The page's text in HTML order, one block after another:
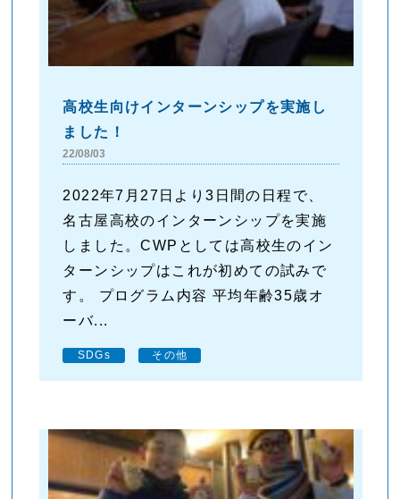
高校生向けインターンシップを実施し
ました！
22/08/03
2022年7月27日より3日間の日程で、
名古屋高校のインターンシップを実施
しました。CWPとしては高校生のイン
ターンシップはこれが初めての試みで
す。 プログラム内容 平均年齢35歳オ
ーバ...
SDGs その他